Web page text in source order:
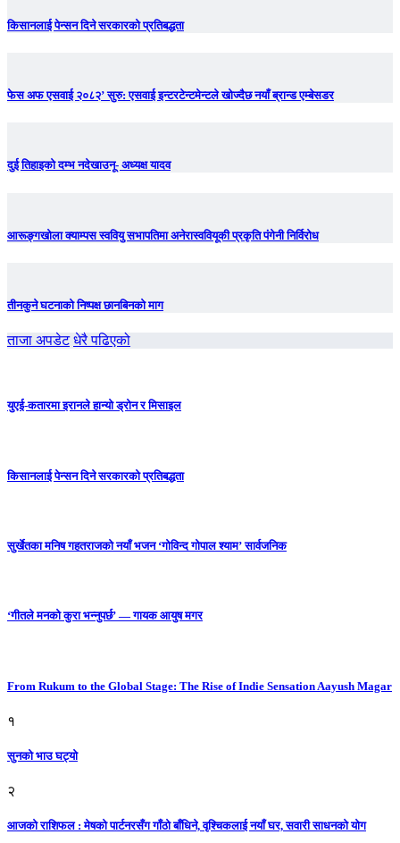
किसानलाई पेन्सन दिने सरकारको प्रतिबद्धता
फेस अफ एसवाई २०८२’ सुरु: एसवाई इन्टरटेन्टमेन्टले खोज्दैछ नयाँ ब्रान्ड एम्बेसडर
दुई तिहाइको दम्भ नदेखाउनू- अध्यक्ष यादव
आरूङ्गखोला क्याम्पस स्ववियु सभापतिमा अनेरास्ववियूकी प्रकृति पंगेनी निर्विरोध
तीनकुने घटनाकाे निष्पक्ष छानबिनकाे माग
ताजा अपडेट धेरै पढिएको
युएई-कतारमा इरानले हान्यो ड्रोन र मिसाइल
किसानलाई पेन्सन दिने सरकारको प्रतिबद्धता
सुर्खेतका मनिष गहतराजको नयाँ भजन ‘गोविन्द गोपाल श्याम’ सार्वजनिक
‘गीतले मनको कुरा भन्नुपर्छ’ — गायक आयुष मगर
From Rukum to the Global Stage: The Rise of Indie Sensation Aayush Magar
१
सुनको भाउ घट्याे
२
आजको राशिफल : मेषको पार्टनरसँग गाँठो बाँधिने, वृश्चिकलाई नयाँ घर, सवारी साधनकाे याेग